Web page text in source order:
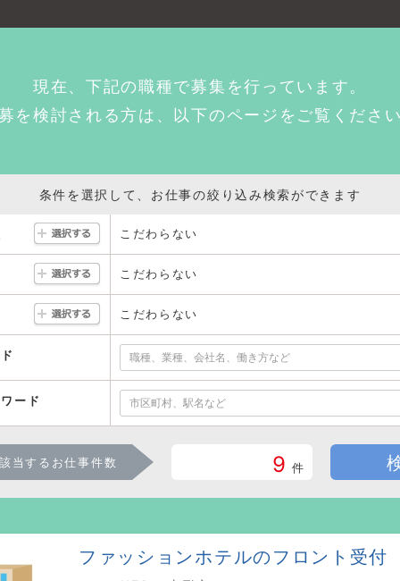
現在、下記の職種で募集を行っています。
を検討される方は、以下のページをご覧くださ
条件を選択して、お仕事の絞り込み検索ができます
こだわらない
こだわらない
こだわらない
ード
当するお仕事件数 9 件
ファッションホテルのフロント受付